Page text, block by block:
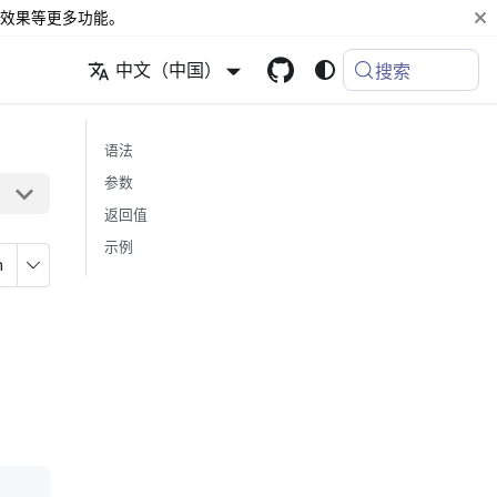
果等更多功能。
中文（中国） 搜索
语法
参数
返回值
示例